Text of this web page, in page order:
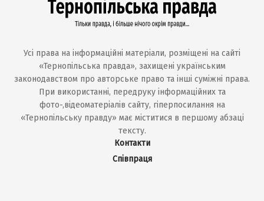
Усі права на інформаційні матеріали, розміщені на сайті
«Тернопільська правда», захищені українським
законодавством про авторське право та інші суміжні права.
При використанні, передруку інформаційних та
фото-,відеоматеріалів сайту, гіперпосилання на
«Тернопільську правду» має міститися в першому абзаці
тексту.
Контакти
Співпраця